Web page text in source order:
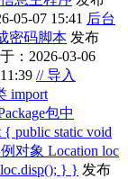
05-07 15:41 后台
密码脚本 发布
：2026-03-06
// 导入
import
包中
public static void
对象 Location loc
} } 发布